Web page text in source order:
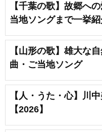
【千葉の歌】故郷へ
当地ソングまで一挙
【山形の歌】雄大な
曲・ご当地ソング
【人・うた・心】川
【2026】